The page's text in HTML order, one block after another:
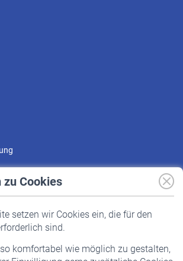
Cookies
setzen wir Cookies ein, die für den
sind.
komfortabel wie möglich zu gestalten,